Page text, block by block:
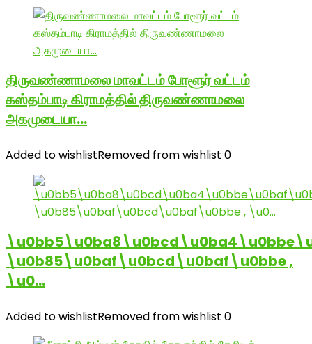
திருவண்ணாமலை மாவட்டம் போளூர் வட்டம்
கஸ்தம்பாடி கிராமத்தில் திருவண்ணாமலை
அகமுடையா…
Added to wishlistRemoved from wishlist 0
\u0b85\u0baf\u0bcd\u0baf\u0bbe ,
\u0…
Added to wishlistRemoved from wishlist 0